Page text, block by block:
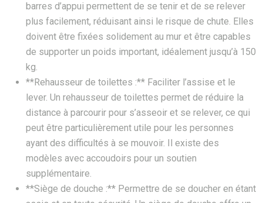
barres d’appui permettent de se tenir et de se relever
plus facilement, réduisant ainsi le risque de chute. Elles
doivent être fixées solidement au mur et être capables
de supporter un poids important, idéalement jusqu’à 150
kg.
**Rehausseur de toilettes :** Faciliter l’assise et le
lever. Un rehausseur de toilettes permet de réduire la
distance à parcourir pour s’asseoir et se relever, ce qui
peut être particulièrement utile pour les personnes
ayant des difficultés à se mouvoir. Il existe des
modèles avec accoudoirs pour un soutien
supplémentaire.
**Siège de douche :** Permettre de se doucher en étant